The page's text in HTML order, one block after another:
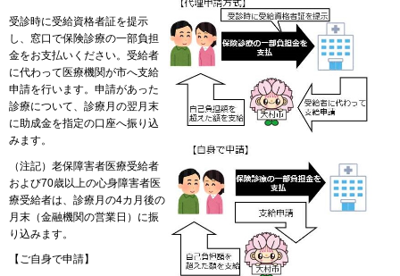
受診時に受給資格者証を提示
し、窓口で保険診療の一部負担
金をお支払いください。受給者
に代わって医療機関が市へ支給
申請を行います。申請があった
診療について、診療月の翌月末
に助成金を指定の口座へ振り込
みます。
（注記）老保障害者医療受給者
および70歳以上の心身障害者医
療受給者は、診療月の4カ月後の
月末（金融機関の営業日）に振
り込みます。
【ご自身で申請】